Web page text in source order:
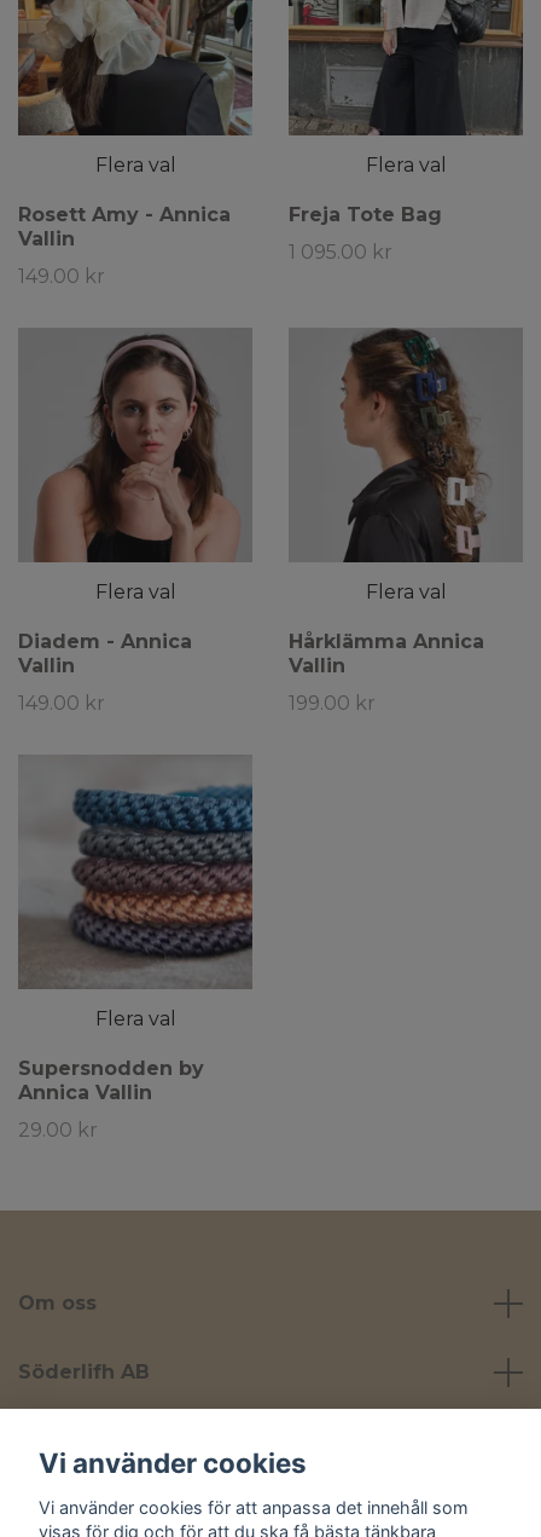
Flera val
Rosett Amy - Annica
Vallin
149.00 kr
Flera val
Freja Tote Bag
1 095.00 kr
Flera val
Diadem - Annica
Vallin
149.00 kr
Flera val
Hårklämma Annica
Vallin
199.00 kr
Flera val
Supersnodden by
Annica Vallin
29.00 kr
Om oss
Söderlifh AB
Sociala medier
Vi använder cookies
Vi använder cookies för att anpassa det innehåll som
visas för dig och för att du ska få bästa tänkbara